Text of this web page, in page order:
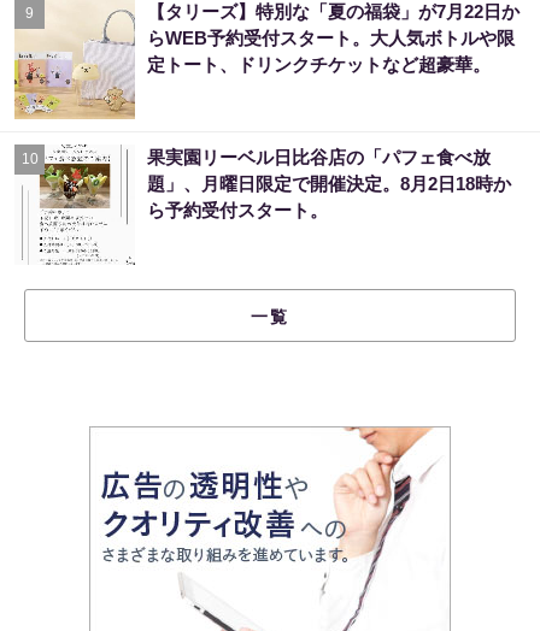
9
【タリーズ】特別な「夏の福袋」が7月22日か
らWEB予約受付スタート。大人気ボトルや限
定トート、ドリンクチケットなど超豪華。
10
果実園リーベル日比谷店の「パフェ食べ放
題」、月曜日限定で開催決定。8月2日18時か
ら予約受付スタート。
一覧